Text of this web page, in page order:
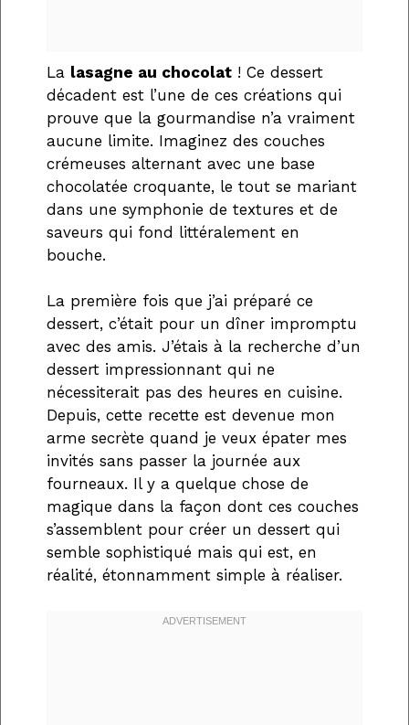
La lasagne au chocolat ! Ce dessert
décadent est l’une de ces créations qui
prouve que la gourmandise n’a vraiment
aucune limite. Imaginez des couches
crémeuses alternant avec une base
chocolatée croquante, le tout se mariant
dans une symphonie de textures et de
saveurs qui fond littéralement en
bouche.
La première fois que j’ai préparé ce
dessert, c’était pour un dîner impromptu
avec des amis. J’étais à la recherche d’un
dessert impressionnant qui ne
nécessiterait pas des heures en cuisine.
Depuis, cette recette est devenue mon
arme secrète quand je veux épater mes
invités sans passer la journée aux
fourneaux. Il y a quelque chose de
magique dans la façon dont ces couches
s’assemblent pour créer un dessert qui
semble sophistiqué mais qui est, en
réalité, étonnamment simple à réaliser.